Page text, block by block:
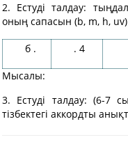
2. Естуді талдау:
оның сапасын (b, m, h, uv)
б . . 4
Мысалы:
3. Естуді талдау: (6-7
тізбектегі аккордты